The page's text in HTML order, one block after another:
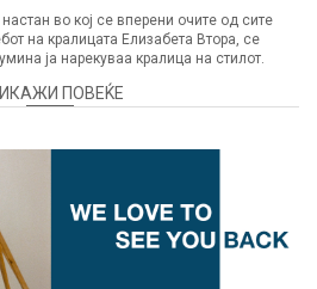
во кој се вперени очите од сите
на кралицата Елизабета Втора, се
ја нарекуваа кралица на стилот.
ПОВЕЌЕ